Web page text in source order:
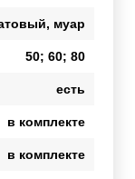
муар
50; 60; 80
есть
в комплекте
в комплекте